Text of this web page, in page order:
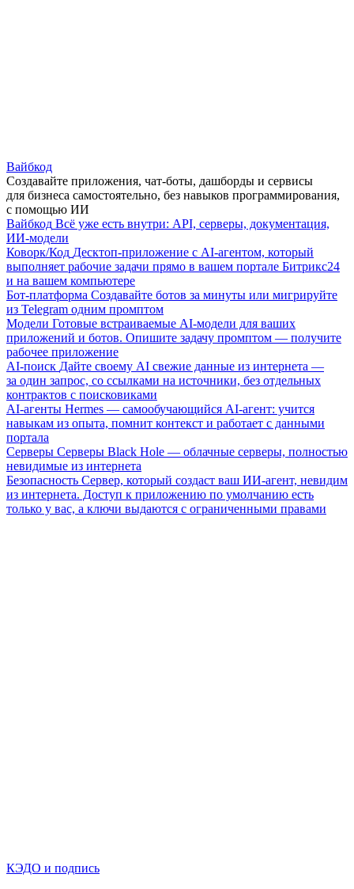
Вайбкод
Создавайте приложения, чат-боты, дашборды и сервисы
для бизнеса самостоятельно, без навыков программирования,
с помощью ИИ
Вайбкод Всё уже есть внутри: API, серверы, документация,
ИИ-модели
Коворк/Код Десктоп-приложение с AI-агентом, который
выполняет рабочие задачи прямо в вашем портале Битрикс24
и на вашем компьютере
Бот-платформа Создавайте ботов за минуты или мигрируйте
из Telegram одним промптом
Модели Готовые встраиваемые AI-модели для ваших
приложений и ботов. Опишите задачу промптом — получите
рабочее приложение
AI-поиск Дайте своему AI свежие данные из интернета —
за один запрос, со ссылками на источники, без отдельных
контрактов с поисковиками
AI-агенты Hermes — самообучающийся AI-агент: учится
навыкам из опыта, помнит контекст и работает с данными
портала
Серверы Серверы Black Hole — облачные серверы, полностью
невидимые из интернета
Безопасность Сервер, который создаст ваш ИИ-агент, невидим
из интернета. Доступ к приложению по умолчанию есть
только у вас, а ключи выдаются с ограниченными правами
КЭДО и подпись